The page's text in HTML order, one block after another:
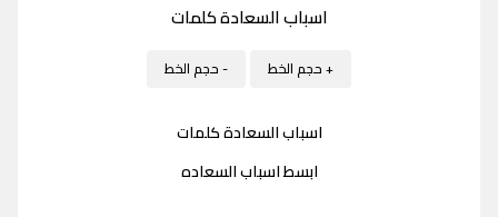
اسباب السعادة كلمات
+ حجم الخط - حجم الخط
اسباب السعادة كلمات
‏ابسط اسباب السعاده